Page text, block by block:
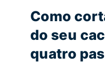
Como
do seu
quatro